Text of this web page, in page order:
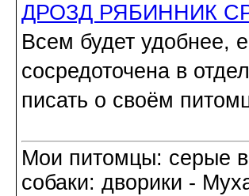
ДРОЗД РЯБИННИК
Всем будет удобнее,
сосредоточена в
писать о своём
Мои питомцы: серые
собаки: дворики -